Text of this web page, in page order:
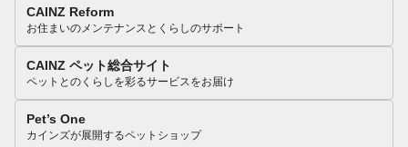
CAINZ Reform
お住まいのメンテナンスとくらしのサポート
CAINZ ペット総合サイト
ペットとのくらしを彩るサービスをお届け
Pet’s One
カインズが展開するペットショップ